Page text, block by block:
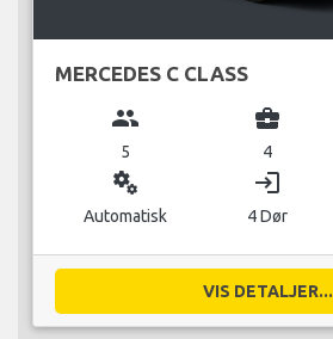
MERCEDES C CLASS
group
5
business_center
4
miscellaneous_services
Automatisk
login
4 Dør
VIS DETALJER...